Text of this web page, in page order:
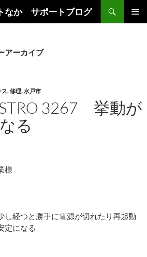
なか サポートブログ
アーカイブ
ス,修理,水戸市
3267 挙動が
る
様
し経つと勝手に電源が切れたり再起動
定になる